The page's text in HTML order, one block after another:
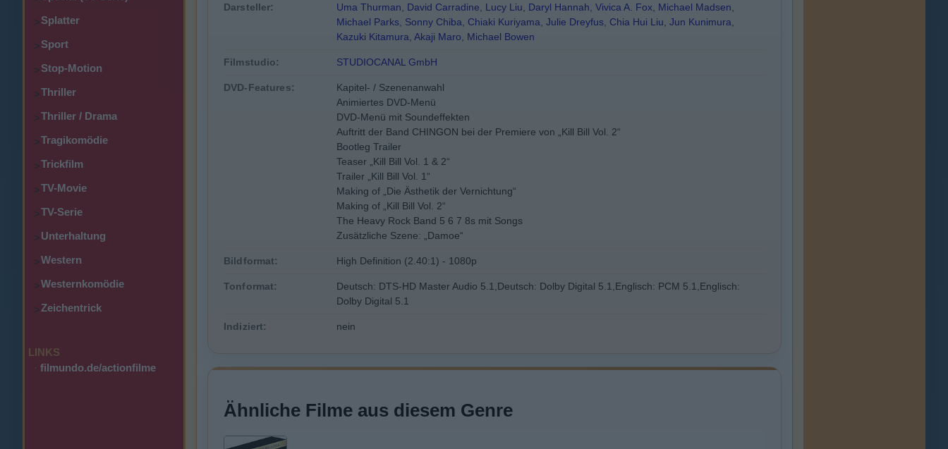
>Splatter
>Sport
>Stop-Motion
>Thriller
>Thriller / Drama
>Tragikomödie
>Trickfilm
>TV-Movie
>TV-Serie
>Unterhaltung
>Western
>Westernkomödie
>Zeichentrick
LINKS
· filmundo.de/actionfilme
Darsteller: Uma Thurman David Carradine Lucy Liu Daryl Hannah Vivica A. Fox Michael Madsen
Michael Parks Sonny Chiba Chiaki Kuriyama Julie Dreyfus Chia Hui Liu Jun Kunimura
Kazuki Kitamura Akaji Maro Michael Bowen
Filmstudio: STUDIOCANAL GmbH
DVD-Features:
Kapitel- / Szenenanwahl
Animiertes DVD-Menü
DVD-Menü mit Soundeffekten
Auftritt der Band CHINGON bei der Premiere von „Kill Bill Vol. 2“
Bootleg Trailer
Teaser „Kill Bill Vol. 1 & 2“
Trailer „Kill Bill Vol. 1“
Making of „Die Ästhetik der Vernichtung“
Making of „Kill Bill Vol. 2“
The Heavy Rock Band 5 6 7 8s mit Songs
Zusätzliche Szene: „Damoe“
Bildformat: High Definition (2.40:1) - 1080p
Tonformat:
Deutsch: DTS-HD Master Audio 5.1,Deutsch: Dolby Digital 5.1,Englisch: PCM 5.1,Englisch:
Dolby Digital 5.1
Indiziert: nein
Ähnliche Filme aus diesem Genre